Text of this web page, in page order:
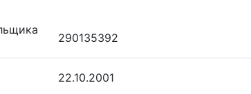
290135392
22.10.2001